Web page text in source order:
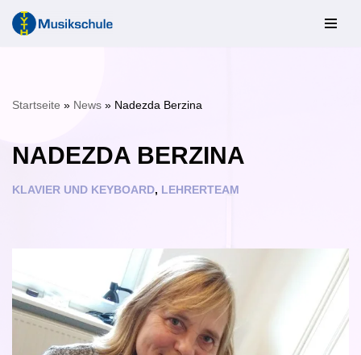
Startseite » News » Nadezda Berzina
NADEZDA BERZINA
KLAVIER UND KEYBOARD, LEHRERTEAM